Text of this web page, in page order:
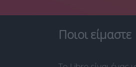
Ποιοι είμαστε